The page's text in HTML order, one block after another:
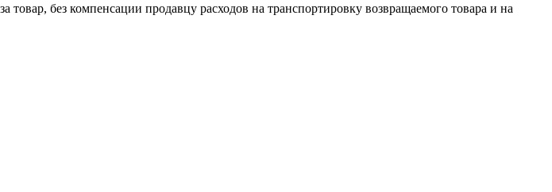
товар, без компенсации продавцу расходов на транспортировку возвращаемого товара и на